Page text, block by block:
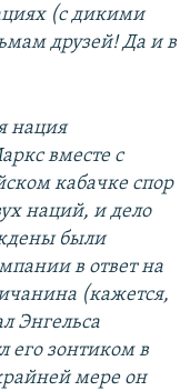
(с дикими
друзей! Да и в
нация
вместе с
кабачке спор
наций, и дело
были
в ответ на
(кажется,
Энгельса
его зонтиком в
мере он